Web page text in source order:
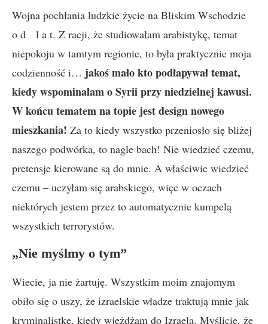
Wojna pochłania ludzkie życie na Bliskim Wschodzie
o d l a t. Z racji, że studiowałam arabistykę, temat
niepokoju w tamtym regionie, to była praktycznie moja
codzienność i… jakoś mało kto podłapywał temat,
kiedy wspominałam o Syrii przy niedzielnej kawusi.
W końcu tematem na topie jest design nowego
mieszkania! Za to kiedy wszystko przeniosło się bliżej
naszego podwórka, to nagle bach! Nie wiedzieć czemu,
pretensje kierowane są do mnie. A właściwie wiedzieć
czemu – uczyłam się arabskiego, więc w oczach
niektórych jestem przez to automatycznie kumpelą
wszystkich terrorystów.
„Nie myślmy o tym”
Wiecie, ja nie żartuję. Wszystkim moim znajomym
obiło się o uszy, że izraelskie władze traktują mnie jak
kryminalistkę, kiedy wjeżdżam do Izraela. Myślicie, że